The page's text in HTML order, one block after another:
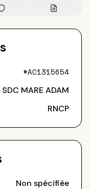
#AC1315654
SDC MARE ADAM
RNCP
Non spécifiée